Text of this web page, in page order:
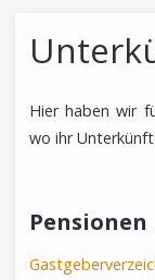
Hier haben wir
wo ihr